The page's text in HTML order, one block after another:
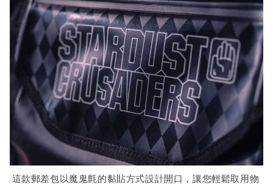
這款郵差包以魔鬼氈的黏貼方式設計開口，讓您輕鬆取用物